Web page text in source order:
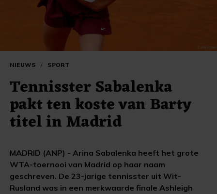
NIEUWS / SPORT
Tennisster Sabalenka
pakt ten koste van Barty
titel in Madrid
MADRID (ANP) - Arina Sabalenka heeft het grote
WTA-toernooi van Madrid op haar naam
geschreven. De 23-jarige tennisster uit Wit-
Rusland was in een merkwaarde finale Ashleigh